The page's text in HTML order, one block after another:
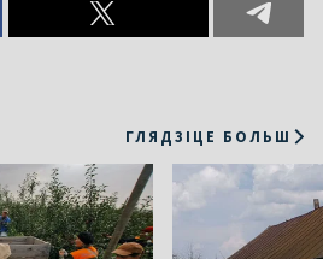
ГЛЯДЗІЦЕ БОЛЬШ